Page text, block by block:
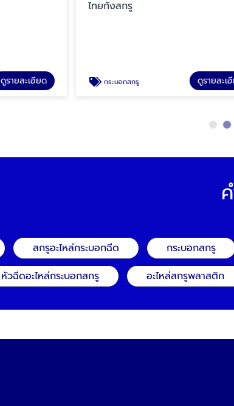
ดูรายละเอียด
ไทยกังสกรู
กระบอกสกรู ดูรายละเ
สกรูอะไหล่กระบอกฉีด กระบอกสกรู
หัวฉีดอะไหล่กระบอกสกรู
อะไหล่สกรูพลาสติก